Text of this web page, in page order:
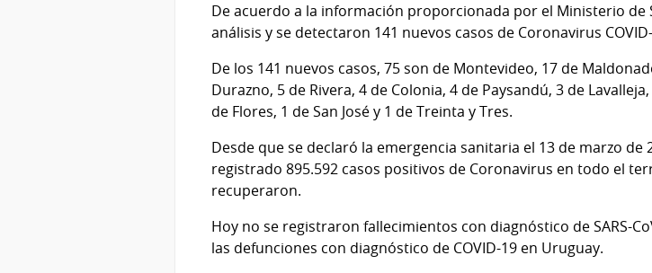
De acuerdo a la información proporcionada por el Ministerio de
análisis y se detectaron 141 nuevos casos de Coronavirus
De los 141 nuevos casos, 75 son de Montevideo, 17 de
Durazno, 5 de Rivera, 4 de Colonia, 4 de Paysandú, 3 de
de Flores, 1 de San José y 1 de Treinta y Tres.
Desde que se declaró la emergencia sanitaria el 13 de marzo de
registrado 895.592 casos positivos de Coronavirus en todo el
recuperaron.
Hoy no se registraron fallecimientos con diagnóstico de SARS-
las defunciones con diagnóstico de COVID-19 en Uruguay.